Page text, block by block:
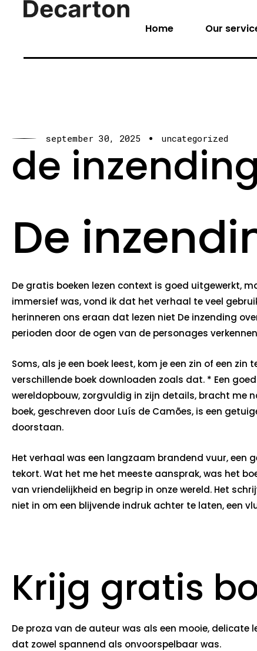
Home Our
september 30, 2025 uncategorized
de
De
De gratis boeken lezen context is goed uitgewerkt,
immersief was, vond ik dat het verhaal te veel
herinneren ons eraan dat lezen niet De inzending
perioden door de ogen van de personages
Soms, als je een boek leest, kom je een zin of een
verschillende boek downloaden zoals dat. * Een
wereldopbouw, zorgvuldig in zijn details, bracht me
boek, geschreven door Luís de Camões, is een
doorstaan.
Het verhaal was een langzaam brandend vuur,
tekort. Wat het me het meeste aansprak, was het
van vriendelijkheid en begrip in onze wereld. Het
niet in om een blijvende indruk achter te laten, een
Krijg gratis
De proza van de auteur was als een mooie, delicate
dat zowel spannend als onvoorspelbaar was.